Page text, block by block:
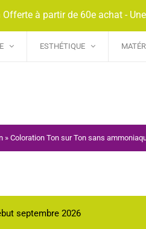
ESTHÉTIQUE
» Coloration Ton sur Ton sans
septembre 2026
à partir de 60e achat -